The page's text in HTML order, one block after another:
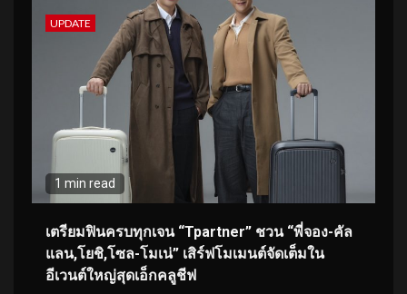
UPDATE
1 min read
เตรียมฟินครบทุกเจน “Tpartner” ชวน “พี่จอง-คัล
แลน,โยชิ,โซล-โมเน่” เสิร์ฟโมเมนต์จัดเต็มใน
อีเวนต์ใหญ่สุดเอ็กคลูชีฟ